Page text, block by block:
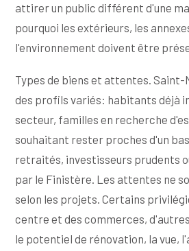
attirer un public différent d'une
pourquoi les extérieurs, les
l'environnement doivent être
Types de biens et attentes.
des profils variés: habitants déjà
secteur, familles en recherche
souhaitant rester proches d'un
retraités, investisseurs prudents
par le Finistère. Les attentes ne
selon les projets. Certains
centre et des commerces,
le potentiel de rénovation, la vue,